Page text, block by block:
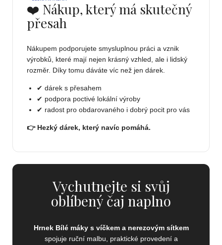
❤️ Nákup, který má skutečný
přesah
Nákupem podporujete smysluplnou práci a vznik
výrobků, které mají nejen krásný vzhled, ale i lidský
rozměr. Díky tomu dáváte víc než jen dárek.
✔ dárek s přesahem
✔ podpora poctivé lokální výroby
✔ radost pro obdarovaného i dobrý pocit pro vás
👉 Hezký dárek, který navíc pomáhá.
Vychutnejte si svůj
oblíbený čaj naplno
Hrnek Bílé máky s víčkem a nerezovým sítkem
spojuje ruční malbu, praktické provedení a